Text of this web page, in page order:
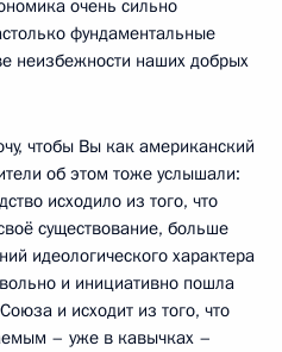
очень сильно
фундаментальные
неизбежности наших добрых
чтобы Вы как американский
об этом тоже услышали:
исходило из того, что
существование, больше
идеологического характера
и инициативно пошла
и исходит из того, что
– уже в кавычках –